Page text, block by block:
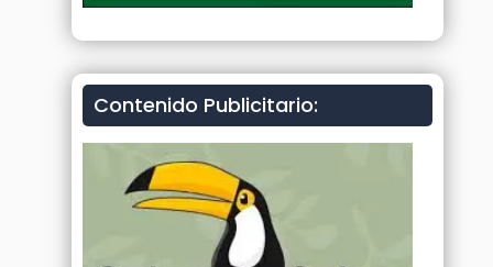
Contenido Publicitario: